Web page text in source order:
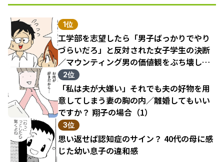
1位
工学部を志望したら「男子ばっかりでやり
づらいだろ」と反対された女子学生の決断
／マウンティング男の価値観をぶち壊した
結果（1）
2位
「私は夫が大嫌い」それでも夫の好物を用
意してしまう妻の胸の内／離婚してもいい
ですか？ 翔子の場合（1）
3位
思い返せば認知症のサイン？ 40代の母に感
じた幼い息子の違和感